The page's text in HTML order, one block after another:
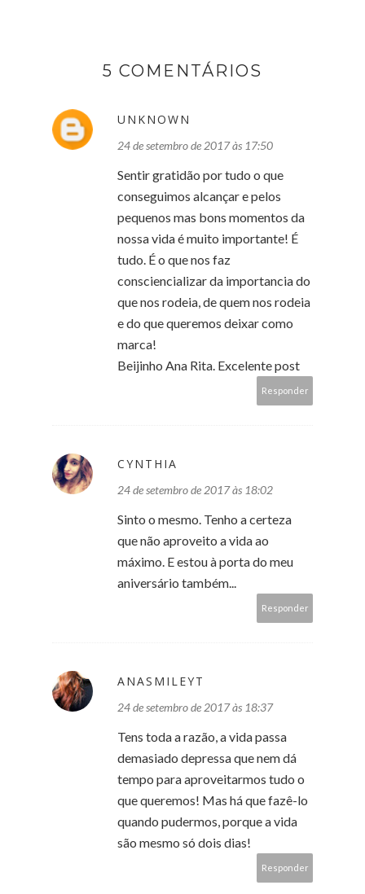
5 COMENTÁRIOS
UNKNOWN
24 de setembro de 2017 às 17:50
Sentir gratidão por tudo o que
conseguimos alcançar e pelos
pequenos mas bons momentos da
nossa vida é muito importante! É
tudo. É o que nos faz
consciencializar da importancia do
que nos rodeia, de quem nos rodeia
e do que queremos deixar como
marca!
Beijinho Ana Rita. Excelente post
Responder
CYNTHIA
24 de setembro de 2017 às 18:02
Sinto o mesmo. Tenho a certeza
que não aproveito a vida ao
máximo. E estou à porta do meu
aniversário também...
Responder
ANASMILEYT
24 de setembro de 2017 às 18:37
Tens toda a razão, a vida passa
demasiado depressa que nem dá
tempo para aproveitarmos tudo o
que queremos! Mas há que fazê-lo
quando pudermos, porque a vida
são mesmo só dois dias!
Responder